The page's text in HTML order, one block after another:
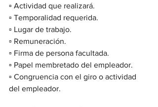
▫️ Actividad que realizará.
▫️ Temporalidad requerida.
▫️ Lugar de trabajo.
▫️ Remuneración.
▫️ Firma de persona facultada.
▫️ Papel membretado del empleador.
▫️ Congruencia con el giro o actividad
del empleador.